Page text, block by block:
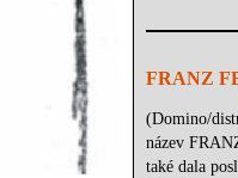
FRANZ
(Domino/
název
také dala